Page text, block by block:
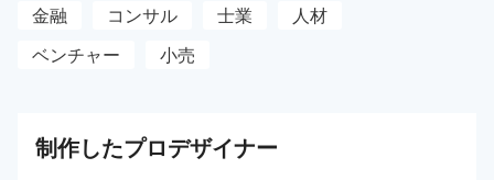
金融 コンサル 士業
人材
ベンチャー
小売
制作したプロデザイナー